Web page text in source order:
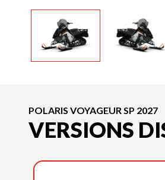
POLARIS VOYAGEUR SP 2027
VERSIONS